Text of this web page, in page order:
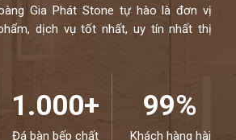
Gia Phát Stone tự hào là đơn vị
dịch vụ tốt nhất, uy tín nhất thị
1.000+
Đá bàn bếp chất
99%
Khách hàng hài